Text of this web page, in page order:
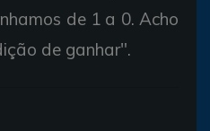
de 1 a 0. Acho
de ganhar".